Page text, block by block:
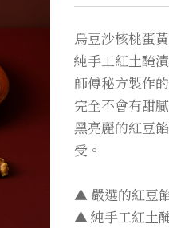
烏豆沙核桃蛋
純手工紅土醃
師傅秘方製作
完全不會有甜
黑亮麗的紅豆
受。
▲ 嚴選的紅豆
▲ 純手工紅土